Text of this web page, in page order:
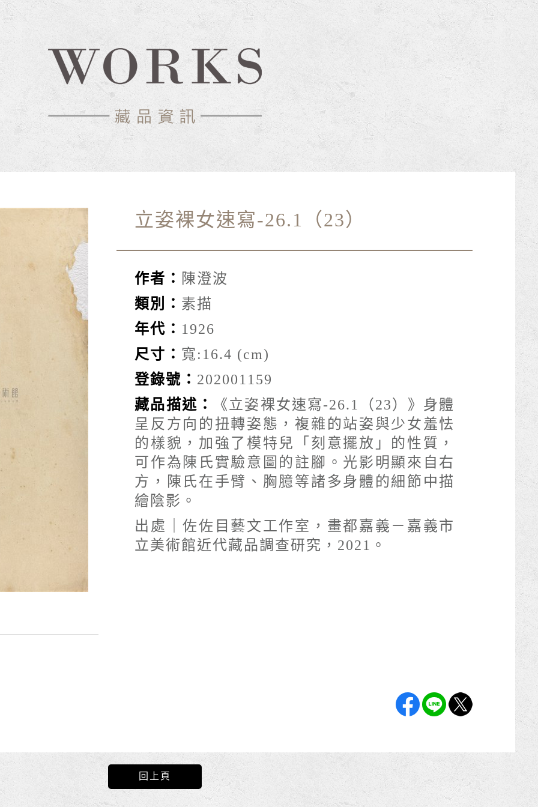
立姿裸女速寫-26.1（23）
作者： 陳澄波
類別： 素描
年代： 1926
尺寸： 寬:16.4 (cm)
登錄號： 202001159
藏品描述：
《立姿裸女速寫-26.1（23）》身體
呈反方向的扭轉姿態，複雜的站姿與少女羞怯
的樣貌，加強了模特兒「刻意擺放」的性質，
可作為陳氏實驗意圖的註腳。光影明顯來自右
方，陳氏在手臂、胸臆等諸多身體的細節中描
繪陰影。
出處｜佐佐目藝文工作室，畫都嘉義－嘉義市
立美術館近代藏品調查研究，2021。
回上頁